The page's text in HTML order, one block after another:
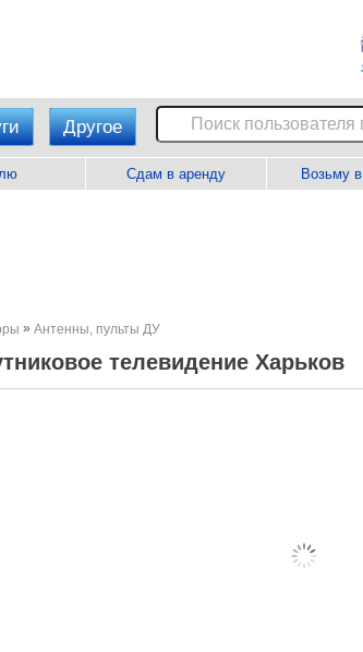
Другое
Сдам в аренду Возьму
» Антенны, пульты ДУ
телевидение Харьков